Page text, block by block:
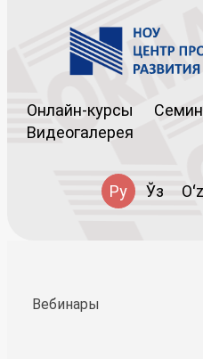
Онлайн-курсы
Видеогалерея
Ру Ўз Oʻz
Вебинары